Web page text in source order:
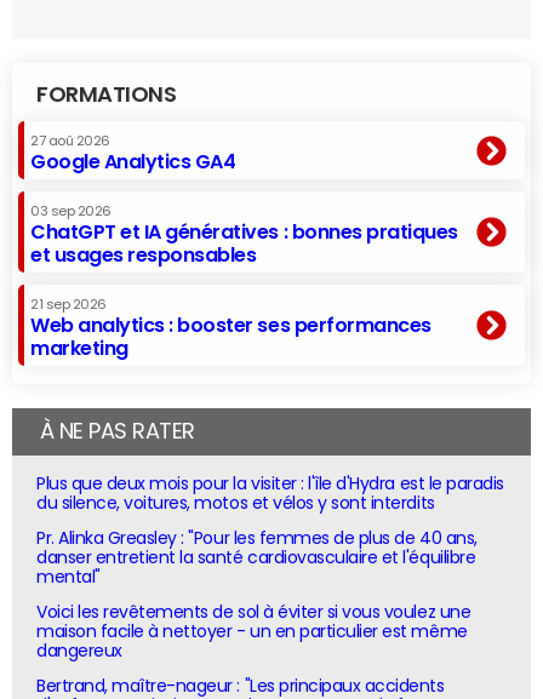
FORMATIONS
27 aoû 2026
Google Analytics GA4
03 sep 2026
ChatGPT et IA génératives : bonnes pratiques
et usages responsables
21 sep 2026
Web analytics : booster ses performances
marketing
À NE PAS RATER
Plus que deux mois pour la visiter : l'île d'Hydra est le paradis
du silence, voitures, motos et vélos y sont interdits
Pr. Alinka Greasley : "Pour les femmes de plus de 40 ans,
danser entretient la santé cardiovasculaire et l'équilibre
mental"
Voici les revêtements de sol à éviter si vous voulez une
maison facile à nettoyer - un en particulier est même
dangereux
Bertrand, maître-nageur : "Les principaux accidents